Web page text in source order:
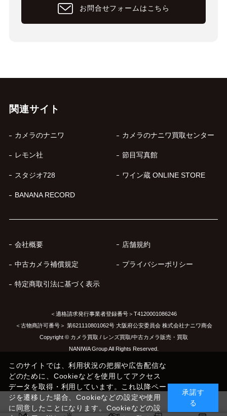
お問合せフォームはこちら
関連サイト
カメラのナニワ カメラのナニワ買取センター
レモン社 節目写真館
スタジオ728 ワイン蔵 ONLINE STORE
BANANA RECORD
会社概要 店舗規約
中古カメラ補償規定 プライバシーポリシー
特定商取引法に基づく表示
＜適格請求発行事業者登録番号＞T4120001086246
＜古物商許可番号＞ 第621110801062号 大阪府公安委員会 株式会社ナニワ商会
Copyright © カメラ買取 / レンズ買取/中古カメラ販売・買取
NANIWA Group All Rights Reserved.
このサイトでは、利用状況の把握や広告配信な
どのために、Cookieなどを使用してアクセス
データを取得・利用しています。これ以降ペー
ジを遷移した場合、Cookieなどの設定や使用
に同意したことになります。Cookieなどの設
承諾す
る